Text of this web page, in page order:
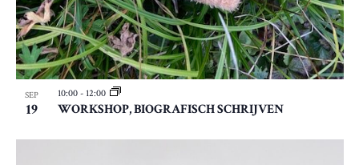
SEP
19 WORKSHOP, BIOGRAFISCH SCHRIJVEN
10:00 - 12:00